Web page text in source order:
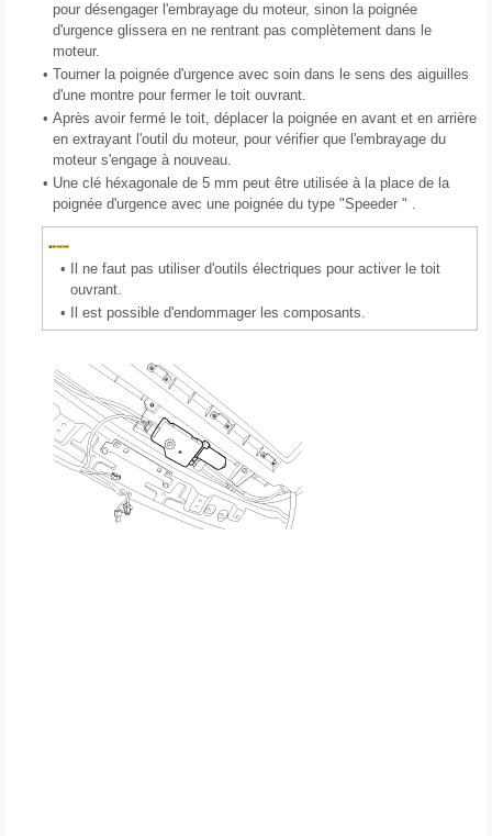
pour désengager l'embrayage du moteur, sinon la poignée
d'urgence glissera en ne rentrant pas complètement dans le
moteur.
• Tourner la poignée d'urgence avec soin dans le sens des aiguilles
d'une montre pour fermer le toit ouvrant.
• Après avoir fermé le toit, déplacer la poignée en avant et en arrière
en extrayant l'outil du moteur, pour vérifier que l'embrayage du
moteur s'engage à nouveau.
• Une clé héxagonale de 5 mm peut être utilisée à la place de la
poignée d'urgence avec une poignée du type "Speeder " .
•
Il ne faut pas utiliser d'outils électriques pour activer le toit
ouvrant.
•
Il est possible d'endommager les composants.